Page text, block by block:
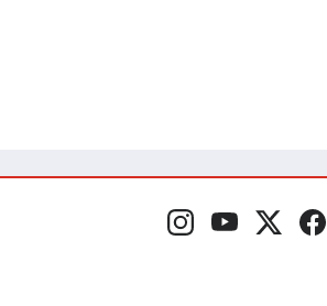
Social Links Facebook
x.com
YouTube
Instagram